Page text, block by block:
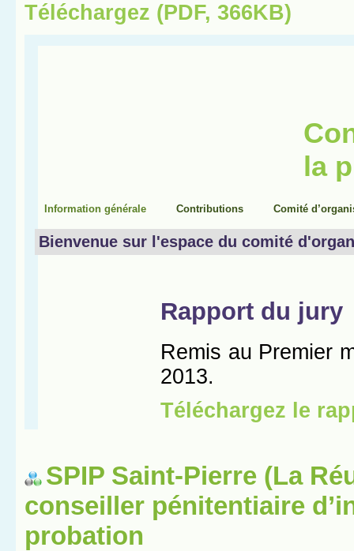
Téléchargez (PDF, 366KB)
SPIP Saint-Pierre (La
conseiller pénitentiaire
probation